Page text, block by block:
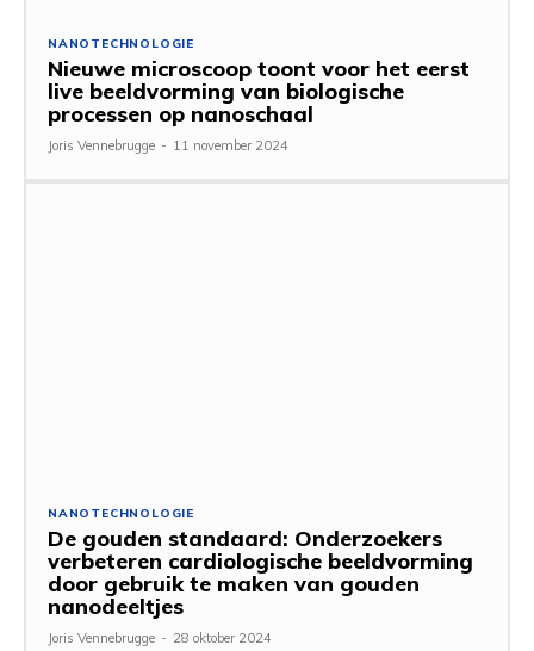
NANOTECHNOLOGIE
Nieuwe microscoop toont voor het eerst
live beeldvorming van biologische
processen op nanoschaal
Joris Vennebrugge - 11 november 2024
NANOTECHNOLOGIE
De gouden standaard: Onderzoekers
verbeteren cardiologische beeldvorming
door gebruik te maken van gouden
nanodeeltjes
Joris Vennebrugge - 28 oktober 2024